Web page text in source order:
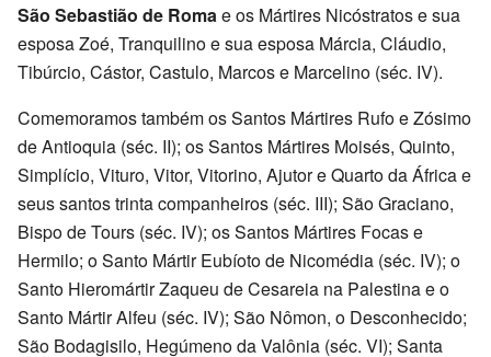
São Sebastião de Romae os Mártires Nicóstratos e sua
esposa Zoé, Tranquilino e sua esposa Márcia, Cláudio,
Tibúrcio, Cástor, Castulo, Marcos e Marcelino (séc. IV).
Comemoramos também os Santos Mártires Rufo e Zósimo
de Antioquia (séc. II); os Santos Mártires Moisés, Quinto,
Simplício, Vituro, Vitor, Vitorino, Ajutor e Quarto da África e
seus santos trinta companheiros (séc. III); São Graciano,
Bispo de Tours (séc. IV); os Santos Mártires Focas e
Hermilo; o Santo Mártir Eubíoto de Nicomédia (séc. IV); o
Santo Hieromártir Zaqueu de Cesareia na Palestina e o
Santo Mártir Alfeu (séc. IV); São Nômon, o Desconhecido;
São Bodagisilo, Hegúmeno da Valônia (séc. VI); Santa